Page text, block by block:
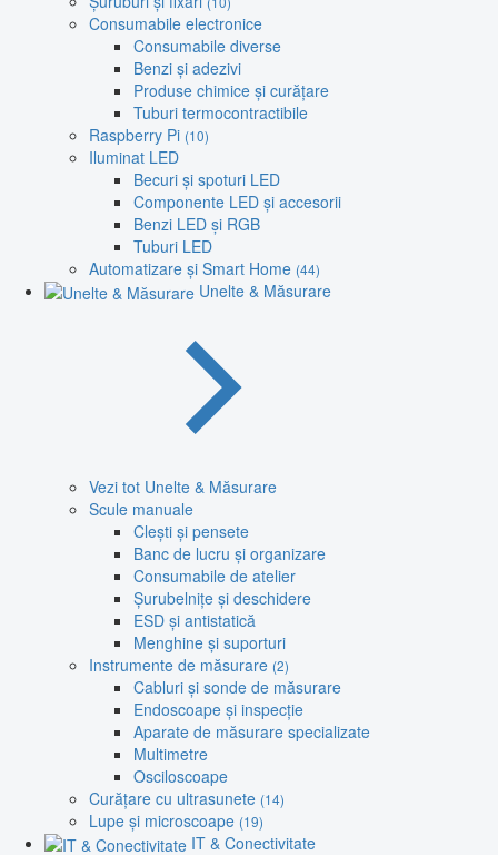
Consumabile electronice
Consumabile diverse
Benzi și adezivi
Produse chimice și curățare
Tuburi termocontractibile
Raspberry Pi (10)
Iluminat LED
Becuri și spoturi LED
Componente LED și accesorii
Benzi LED și RGB
Tuburi LED
Automatizare și Smart Home (44)
Unelte & Măsurare
Vezi tot Unelte & Măsurare
Scule manuale
Clești și pensete
Banc de lucru și organizare
Consumabile de atelier
Șurubelnițe și deschidere
ESD și antistatică
Menghine și suporturi
Instrumente de măsurare (2)
Cabluri și sonde de măsurare
Endoscoape și inspecție
Aparate de măsurare specializate
Multimetre
Osciloscoape
Curățare cu ultrasunete (14)
Lupe și microscoape (19)
IT & Conectivitate